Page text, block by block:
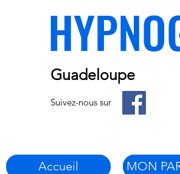
Guadeloupe
Suivez-nous sur
Accueil MON